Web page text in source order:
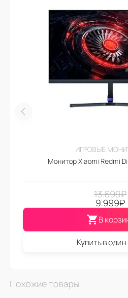
ИГРОВЫЕ
Монитор Xiaomi Redmi
13.699₽
9.999₽
В
Купить в один
Похожие товары